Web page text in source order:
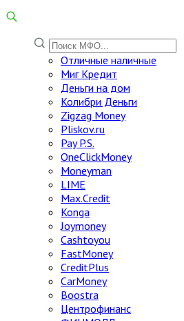
Отличные наличные
Миг Кредит
Деньги на дом
Колибри Деньги
Zigzag Money
Pliskov.ru
Pay P.S.
OneClickMoney
Moneyman
LIME
Max.Credit
Konga
Joymoney
Cashtoyou
FastMoney
CreditPlus
CarMoney
Boostra
Центрофинанс